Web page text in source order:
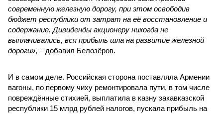
современную железную дорогу, при этом освободив
бюджет республики от затрат на её восстановление и
содержание. Дивиденды акционеру никогда не
выплачивались, вся прибыль шла на развитие железной
дороги», – добавил Белозёров.
И в самом деле. Российская сторона поставляла Армении
вагоны, по первому чиху ремонтировала пути, в том числе
повреждённые стихией, выплатила в казну закавказской
республики 15 млрд рублей налогов, пускала прибыль на